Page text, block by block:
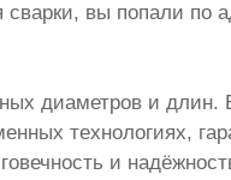
сварки, вы попали
диаметров и
технологиях,
и